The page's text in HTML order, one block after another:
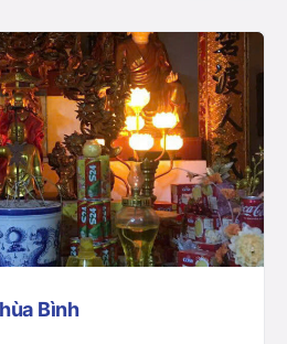
Bình